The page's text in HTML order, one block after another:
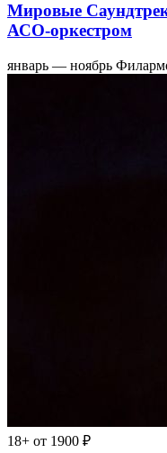
Мировые
АСО-оркестром
январь — ноябрь
18+ от 1900 ₽